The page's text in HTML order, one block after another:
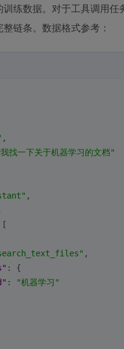
练数据。对于工具调用
链条。数据格式参考：
,
找一下关于机器学习的文档"
,
[
,
: {
:
"机器学习"